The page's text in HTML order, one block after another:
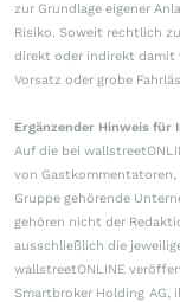
zur Grundlage eigener
Risiko. Soweit rechtlich
direkt oder indirekt damit
Vorsatz oder grobe
Ergänzender Hinweis für
Auf die bei
von
Gruppe gehörende
gehören nicht der
ausschließlich die
wallstreetONLINE
Smartbroker Holding AG,